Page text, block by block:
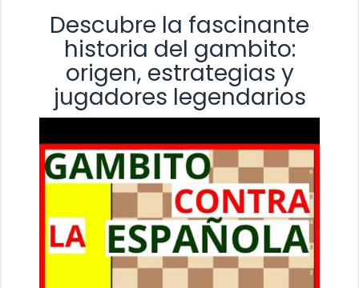
Descubre la fascinante
historia del gambito:
origen, estrategias y
jugadores legendarios